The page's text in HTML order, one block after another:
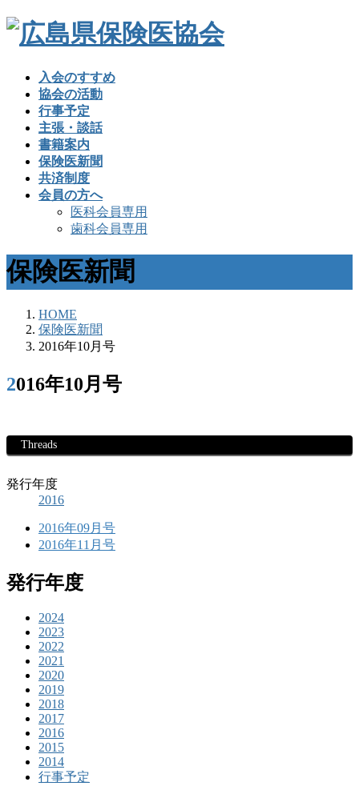
入会のすすめ
協会の活動
行事予定
主張・談話
書籍案内
保険医新聞
共済制度
会員の方へ
医科会員専用
歯科会員専用
保険医新聞
HOME
保険医新聞
2016年10月号
2016年10月号
Threads
発行年度
2016
2016年09月号
2016年11月号
発行年度
2024
2023
2022
2021
2020
2019
2018
2017
2016
2015
2014
行事予定